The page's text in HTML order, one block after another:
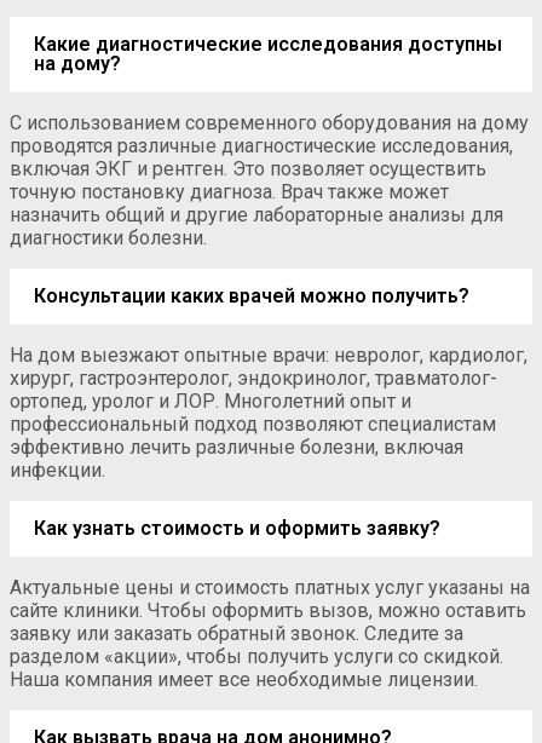
Какие диагностические исследования доступны
на дому?
С использованием современного оборудования на дому
проводятся различные диагностические исследования,
включая ЭКГ и рентген. Это позволяет осуществить
точную постановку диагноза. Врач также может
назначить общий и другие лабораторные анализы для
диагностики болезни.
Консультации каких врачей можно получить?
На дом выезжают опытные врачи: невролог, кардиолог,
хирург, гастроэнтеролог, эндокринолог, травматолог-
ортопед, уролог и ЛОР. Многолетний опыт и
профессиональный подход позволяют специалистам
эффективно лечить различные болезни, включая
инфекции.
Как узнать стоимость и оформить заявку?
Актуальные цены и стоимость платных услуг указаны на
сайте клиники. Чтобы оформить вызов, можно оставить
заявку или заказать обратный звонок. Следите за
разделом «акции», чтобы получить услуги со скидкой.
Наша компания имеет все необходимые лицензии.
Как вызвать врача на дом анонимно?